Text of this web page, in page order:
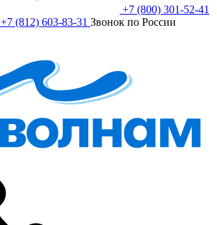
+7 (800) 301-52-41
+7 (812) 603-83-31 Звонок по России